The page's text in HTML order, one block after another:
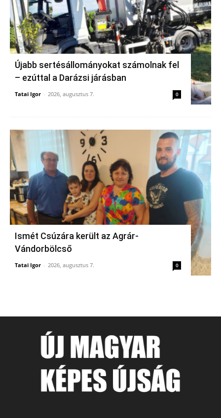
Újabb sertésállományokat számolnak fel
– ezúttal a Darázsi járásban
Tatai Igor - 2026, augusztus 7. 0
Ismét Csúzára került az Agrár-
Vándorbölcső
Tatai Igor - 2026, augusztus 7. 0